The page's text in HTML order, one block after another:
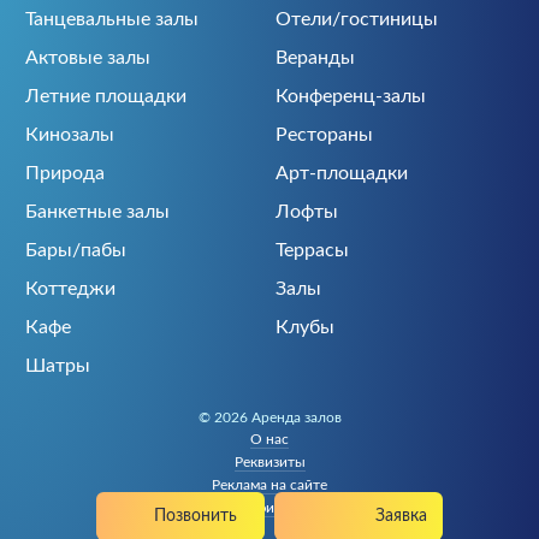
Позвонить Заявка
© 2026 Аренда залов
О нас
Реквизиты
Реклама на сайте
Политика конфиденциальности
Танцевальные залы
Отели/гостиницы
Актовые залы
Веранды
Летние площадки
Конференц-залы
Кинозалы
Рестораны
Природа
Арт-площадки
Банкетные залы
Лофты
Бары/пабы
Террасы
Коттеджи
Залы
Кафе
Клубы
Шатры